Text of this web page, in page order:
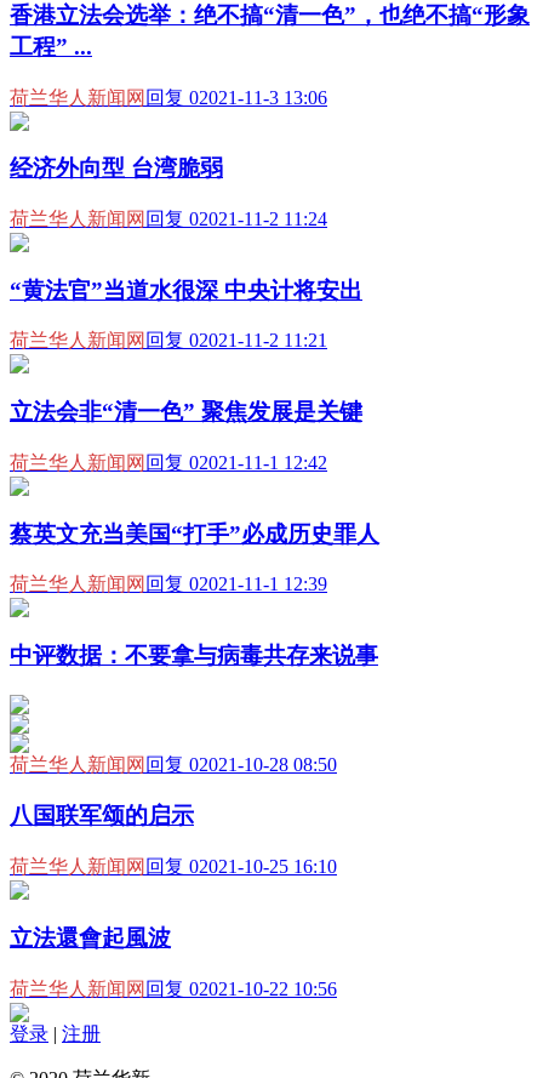
香港立法会选举：绝不搞“清一色”，也绝不搞“形象
工程” ...
荷兰华人新闻网 回复 02021-11-3 13:06
经济外向型 台湾脆弱
荷兰华人新闻网 回复 02021-11-2 11:24
“黄法官”当道水很深 中央计将安出
荷兰华人新闻网 回复 02021-11-2 11:21
立法会非“清一色” 聚焦发展是关键
荷兰华人新闻网 回复 02021-11-1 12:42
蔡英文充当美国“打手”必成历史罪人
荷兰华人新闻网 回复 02021-11-1 12:39
中评数据：不要拿与病毒共存来说事
荷兰华人新闻网 回复 02021-10-28 08:50
八国联军颂的启示
荷兰华人新闻网 回复 02021-10-25 16:10
立法還會起風波
荷兰华人新闻网 回复 02021-10-22 10:56
登录 | 注册